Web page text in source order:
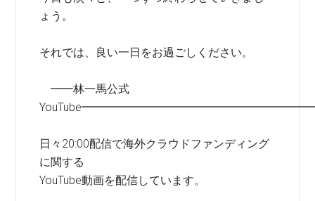
ょう。
それでは、良い一日をお過ごしください。
━━林一馬公式
日々20:00配信で海外クラウドファンディング
に関する
YouTube動画を配信しています。